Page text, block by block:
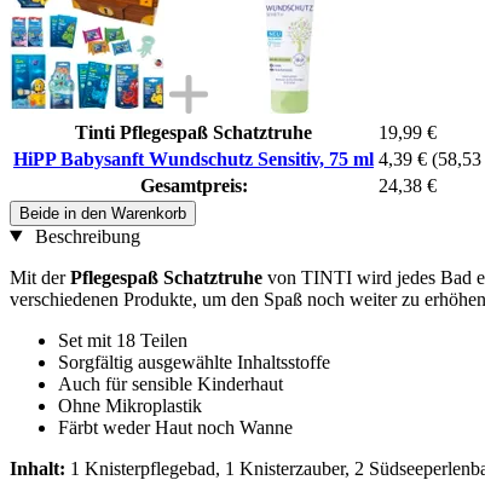
Tinti Pflegespaß Schatztruhe
19,99 €
HiPP Babysanft Wundschutz Sensitiv, 75 ml 4,39 €
Gesamtpreis:
24,38 €
Beide in den Warenkorb
Beschreibung
Mit derPflegespaß Schatztruhe von TINTI wird jedes Bad
verschiedenen Produkte, um den Spaß noch weiter zu
Set mit 18 Teilen
Sorgfältig ausgewählte Inhaltsstoffe
Auch für sensible Kinderhaut
Ohne Mikroplastik
Färbt weder Haut noch Wanne
Inhalt: 1 Knisterpflegebad, 1 Knisterzauber, 2